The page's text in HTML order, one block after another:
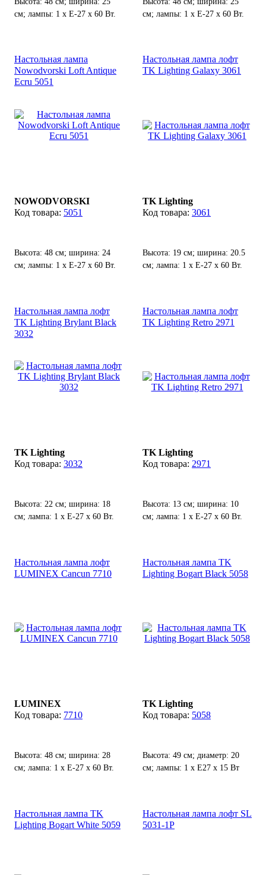
см; лампы: 1 х Е-27 х 60 Вт.
см; лампы: 1 х Е-27 х 60 Вт.
Настольная лампа
Nowodvorski Loft Antique
Ecru 5051
NOWODVORSKI
5051
Высота: 48 см; ширина: 24
см; лампы: 1 х Е-27 х 60 Вт.
Настольная лампа лофт
TK Lighting Galaxy 3061
TK Lighting
3061
Высота: 19 см; ширина: 20.5
см; лампа: 1 х Е-27 х 60 Вт.
Настольная лампа лофт
TK Lighting Brylant Black
3032
TK Lighting
3032
Высота: 22 см; ширина: 18
см; лампа: 1 х Е-27 х 60 Вт.
Настольная лампа лофт
TK Lighting Retro 2971
TK Lighting
2971
Высота: 13 см; ширина: 10
см; лампа: 1 х Е-27 х 60 Вт.
Настольная лампа лофт
LUMINEX Cancun 7710
LUMINEX
7710
Высота: 48 см; ширина: 28
см; лампа: 1 х Е-27 х 60 Вт.
Настольная лампа TK
Lighting Bogart Black 5058
TK Lighting
5058
Высота: 49 см; диаметр: 20
см; лампы: 1 х Е27 х 15 Вт
Настольная лампа TK
Lighting Bogart White 5059
Настольная лампа лофт SL
5031-1P